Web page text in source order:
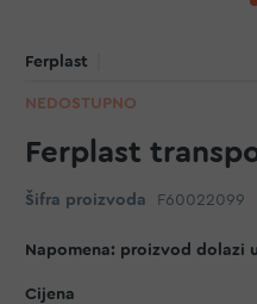
Ferplast
NEDOSTUPNO
Ferplast
Šifra proizvoda F60022099
Napomena: proizvod dolazi